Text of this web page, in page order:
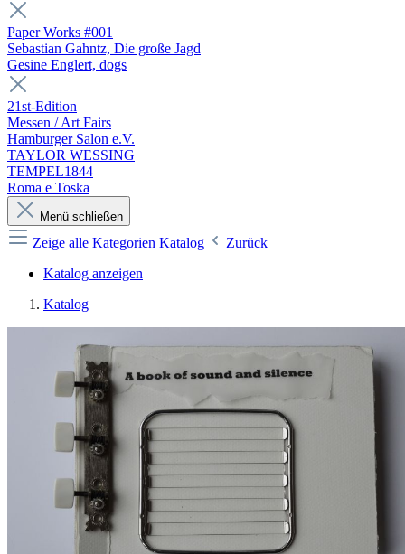
Paper Works #001
Sebastian Gahntz, Die große Jagd
Gesine Englert, dogs
21st-Edition
Messen / Art Fairs
Hamburger Salon e.V.
TAYLOR WESSING
TEMPEL1844
Roma e Toska
Menü schließen
Zeige alle Kategorien Katalog
Zurück
Katalog anzeigen
Katalog